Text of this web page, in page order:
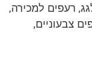
, רעפים למכירה,
צבעוניים,